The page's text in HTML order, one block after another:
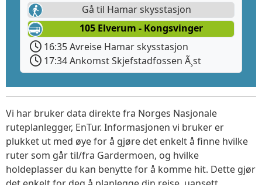
Gå til Hamar skysstasjon
105 Elverum - Kongsvinger
16:35 Avreise Hamar skysstasjon
17:34 Ankomst Skjefstadfossen Ã¸st
Vi har bruker data direkte fra Norges Nasjonale
ruteplanlegger, EnTur. Informasjonen vi bruker er
plukket ut med øye for å gjøre det enkelt å finne hvilke
ruter som går til/fra Gardermoen, og hvilke
holdeplasser du kan benytte for å komme hit. Dette gjør